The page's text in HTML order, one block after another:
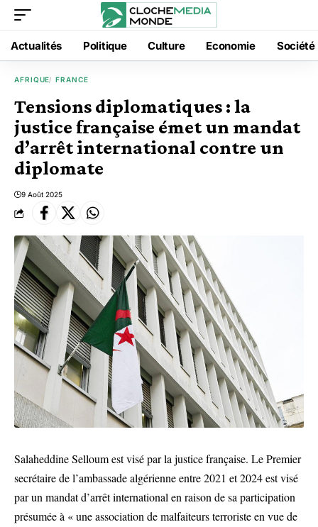
Actualités Politique Culture Economie Société
AFRIQUE FRANCE
Tensions diplomatiques : la
justice française émet un mandat
d’arrêt international contre un
diplomate
9 Août 2025
Salaheddine Selloum est visé par la justice française. Le Premier
secrétaire de l’ambassade algérienne entre 2021 et 2024 est visé
par un mandat d’arrêt international en raison de sa participation
présumée à « une association de malfaiteurs terroriste en vue de